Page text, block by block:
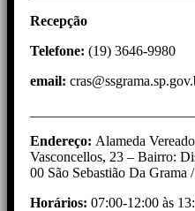
Recepção
Telefone: (19) 3646-9980
email:
Endereço: Alameda
Vasconcellos, 23 – Bairro:
00 São Sebastião Da Grama
Horários: 07:00-12:00 às